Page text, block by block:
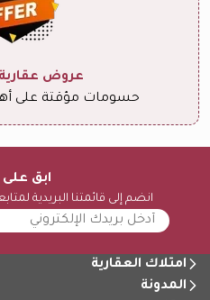
عروض
حسومات مؤقتة على
ابق على
انضم إلى قائمتنا البريدية
امتلاك العقارية
المدونة